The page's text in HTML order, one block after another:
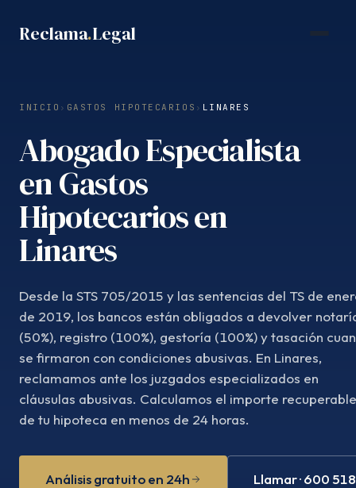
Reclama.Legal
INICIO › GASTOS HIPOTECARIOS › LINARES
Abogado Especialista
en Gastos
Hipotecarios en
Linares
Desde la STS 705/2015 y las sentencias del TS de
de 2019, los bancos están obligados a devolver
(50%), registro (100%), gestoría (100%) y tasación
se firmaron con condiciones abusivas. En Linares,
reclamamos ante los juzgados especializados en
cláusulas abusivas. Calculamos el importe recuperable
de tu hipoteca en menos de 24 horas.
Análisis gratuito en 24h Llamar · 600